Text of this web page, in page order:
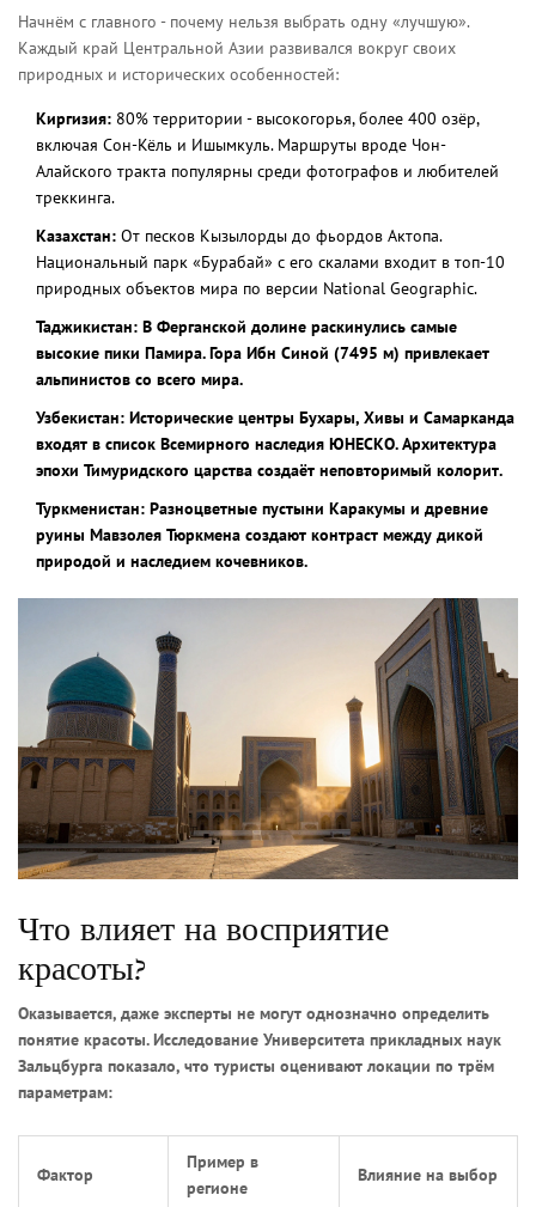
Начнём с главного - почему нельзя выбрать одну «лучшую».
Каждый край Центральной Азии развивался вокруг своих
природных и исторических особенностей:
Киргизия: 80% территории - высокогорья, более 400 озёр,
включая Сон-Кёль и Ишымкуль. Маршруты вроде Чон-
Алайского тракта популярны среди фотографов и любителей
треккинга.
Казахстан: От песков Кызылорды до фьордов Актопа.
Национальный парк «Бурабай» с его скалами входит в топ-10
природных объектов мира по версии National Geographic.
Таджикистан: В Ферганской долине раскинулись самые
высокие пики Памира. Гора Ибн Синой (7495 м) привлекает
альпинистов со всего мира.
Узбекистан: Исторические центры Бухары, Хивы и Самарканда
входят в список Всемирного наследия ЮНЕСКО. Архитектура
эпохи Тимуридского царства создаёт неповторимый колорит.
Туркменистан: Разноцветные пустыни Каракумы и древние
руины Мавзолея Тюркмена создают контраст между дикой
природой и наследием кочевников.
Что влияет на восприятие
красоты?
Оказывается, даже эксперты не могут однозначно определить
понятие красоты. Исследование Университета прикладных наук
Зальцбурга показало, что туристы оценивают локации по трём
параметрам:
Фактор
Пример в
регионе
Влияние на выбор